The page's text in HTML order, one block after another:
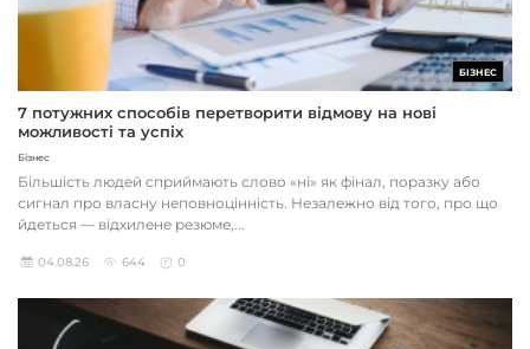
БІЗНЕС
7 потужних способів перетворити відмову на нові
можливості та успіх
Бізнес
Більшість людей сприймають слово «ні» як фінал, поразку або
сигнал про власну неповноцінність. Незалежно від того, про що
йдеться — відхилене резюме,...
04.08.26 644 0